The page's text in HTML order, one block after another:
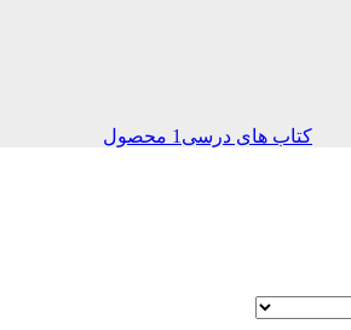
کتاب های درسی 1 محصول